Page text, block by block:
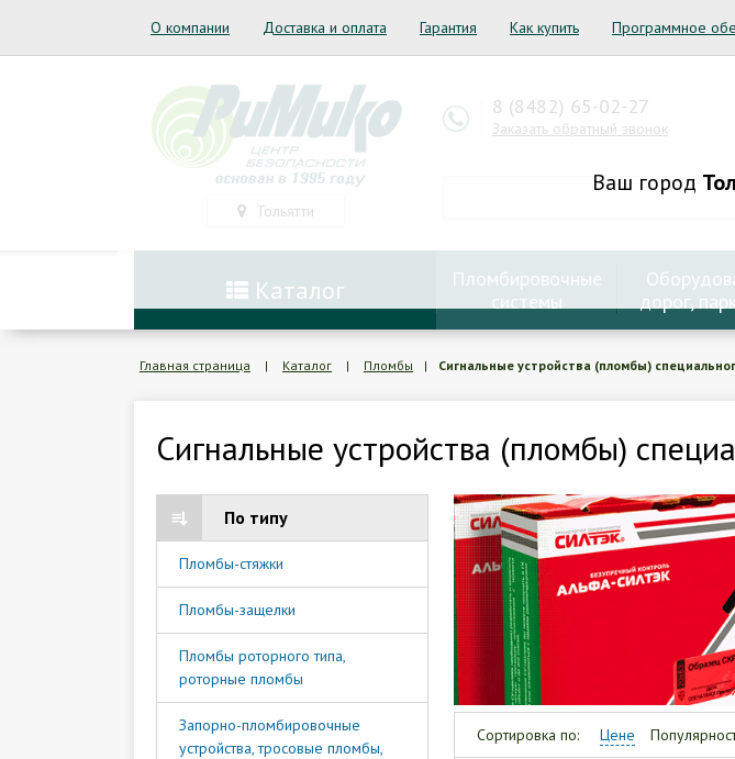
О компании Доставка и оплата Гарантия Как купить Программное
Тольятти
Ваш город
8 (8482) 65-02-27
Заказать обратный звонок
Каталог
Пломбировочные
системы
дорог,
Главная страница | Каталог | Пломбы | Сигнальные устройства (пломбы)
Сигнальные устройства (пломбы)
По типу
Пломбы-стяжки
Пломбы-защелки
Пломбы роторного типа,
роторные пломбы
Запорно-пломбировочные
устройства, тросовые пломбы,
Сортировка по: Цене